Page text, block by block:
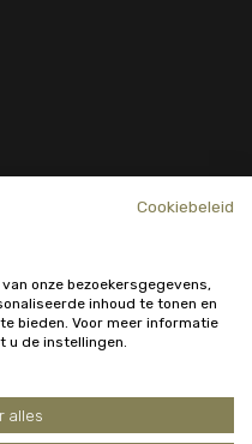
Cookiebeleid
onze bezoekersgegevens,
inhoud te tonen en
bieden. Voor meer informatie
u de instellingen.
alles